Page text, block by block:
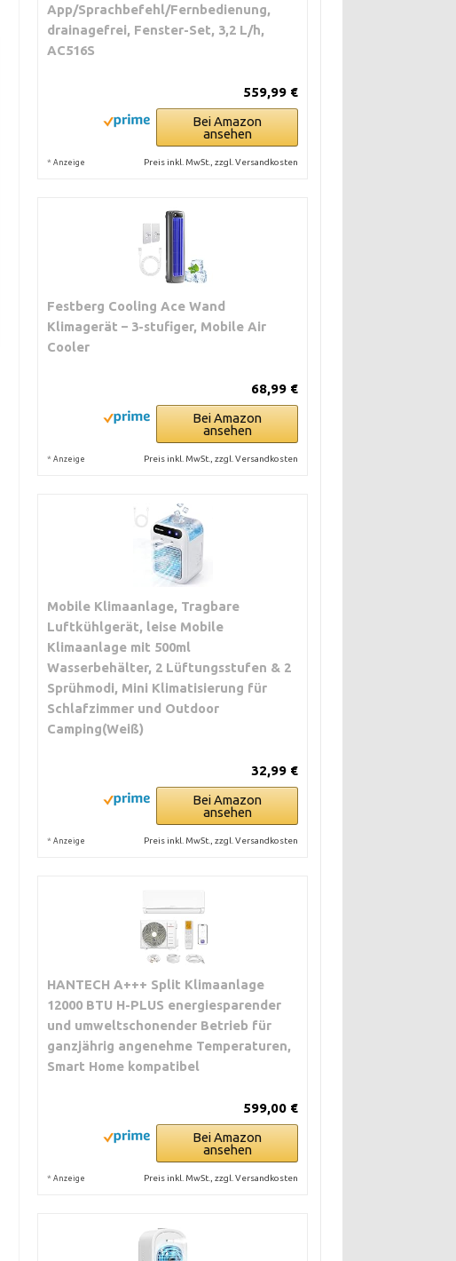
App/Sprachbefehl/Fernbedienung,
drainagefrei, Fenster-Set, 3,2 L/h,
AC516S
559,99 €
Bei Amazon
ansehen
* Anzeige Preis inkl. MwSt., zzgl. Versandkosten
Festberg Cooling Ace Wand
Klimagerät – 3-stufiger, Mobile Air
Cooler
68,99 €
Bei Amazon
ansehen
* Anzeige Preis inkl. MwSt., zzgl. Versandkosten
Mobile Klimaanlage, Tragbare
Luftkühlgerät, leise Mobile
Klimaanlage mit 500ml
Wasserbehälter, 2 Lüftungsstufen & 2
Sprühmodi, Mini Klimatisierung für
Schlafzimmer und Outdoor
Camping(Weiß)
32,99 €
Bei Amazon
ansehen
* Anzeige Preis inkl. MwSt., zzgl. Versandkosten
HANTECH A+++ Split Klimaanlage
12000 BTU H-PLUS energiesparender
und umweltschonender Betrieb für
ganzjährig angenehme Temperaturen,
Smart Home kompatibel
599,00 €
Bei Amazon
ansehen
* Anzeige Preis inkl. MwSt., zzgl. Versandkosten